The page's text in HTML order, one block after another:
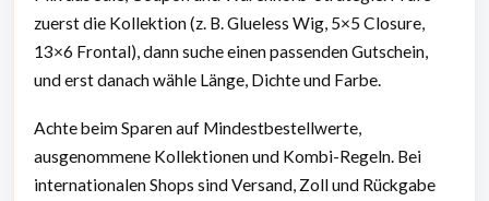
zuerst die Kollektion (z. B. Glueless Wig, 5×5 Closure,
13×6 Frontal), dann suche einen passenden Gutschein,
und erst danach wähle Länge, Dichte und Farbe.
Achte beim Sparen auf Mindestbestellwerte,
ausgenommene Kollektionen und Kombi-Regeln. Bei
internationalen Shops sind Versand, Zoll und Rückgabe